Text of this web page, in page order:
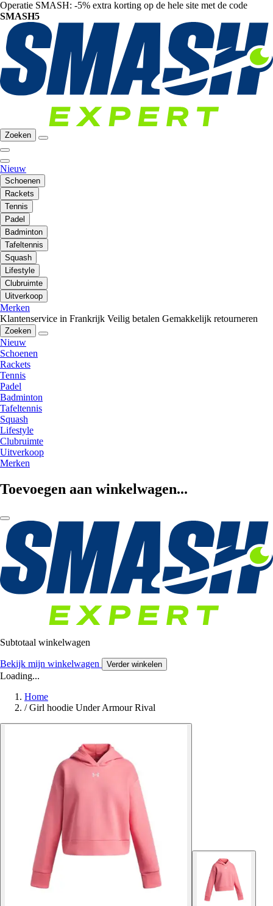
Operatie SMASH: -5% extra korting op de hele site met de code
SMASH5
Zoeken
Nieuw
Schoenen
Rackets
Tennis
Padel
Badminton
Tafeltennis
Squash
Lifestyle
Clubruimte
Uitverkoop
Merken
Klantenservice in Frankrijk Veilig betalen Gemakkelijk retourneren
Zoeken
Nieuw
Schoenen
Rackets
Tennis
Padel
Badminton
Tafeltennis
Squash
Lifestyle
Clubruimte
Uitverkoop
Merken
Toevoegen aan winkelwagen...
Subtotaal winkelwagen
Bekijk mijn winkelwagen Verder winkelen
Loading...
Home
/ Girl hoodie Under Armour Rival